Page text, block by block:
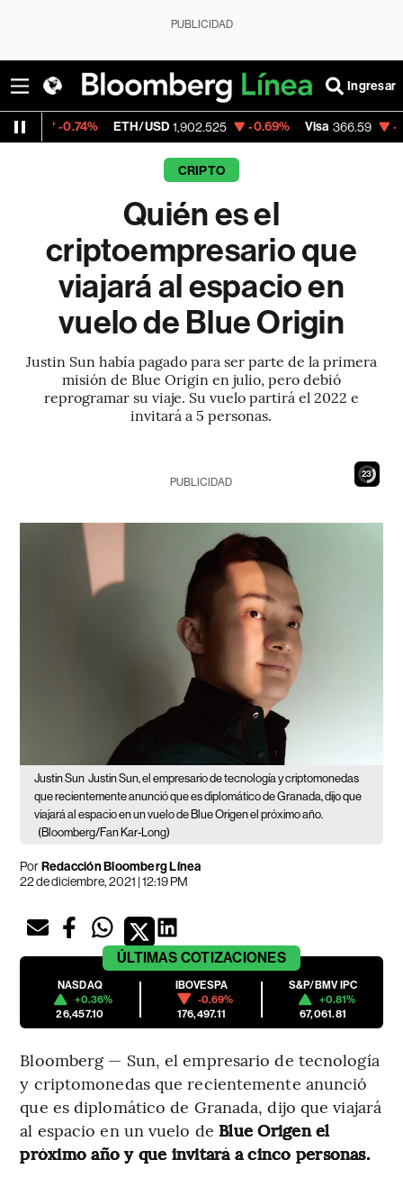
PUBLICIDAD
Ingresar
ETH/USD 1,902.525 -0.69% Visa 366.59 -0.53%
CRIPTO
Quién es el
criptoempresario que
viajará al espacio en
vuelo de Blue Origin
Justin Sun había pagado para ser parte de la primera
misión de Blue Origin en julio, pero debió
reprogramar su viaje. Su vuelo partirá el 2022 e
invitará a 5 personas.
22
PUBLICIDAD
Justin Sun Justin Sun, el empresario de tecnología y criptomonedas
que recientemente anunció que es diplomático de Granada, dijo que
viajará al espacio en un vuelo de Blue Origen el próximo año.
(Bloomberg/Fan Kar-Long)
PorRedacción Bloomberg Línea
22 de diciembre, 2021 | 12:19 PM
ÚLTIMAS COTIZACIONES
NASDAQ
+0.36%
26,457.10
IBOVESPA
-0.69%
176,497.11
S&P/BMV IPC
+0.81%
67,061.81
Bloomberg — Sun, el empresario de tecnología
y criptomonedas que recientemente anunció
que es diplomático de Granada, dijo que viajará
al espacio en un vuelo de Blue Origen el
próximo año y que invitará a cinco personas.